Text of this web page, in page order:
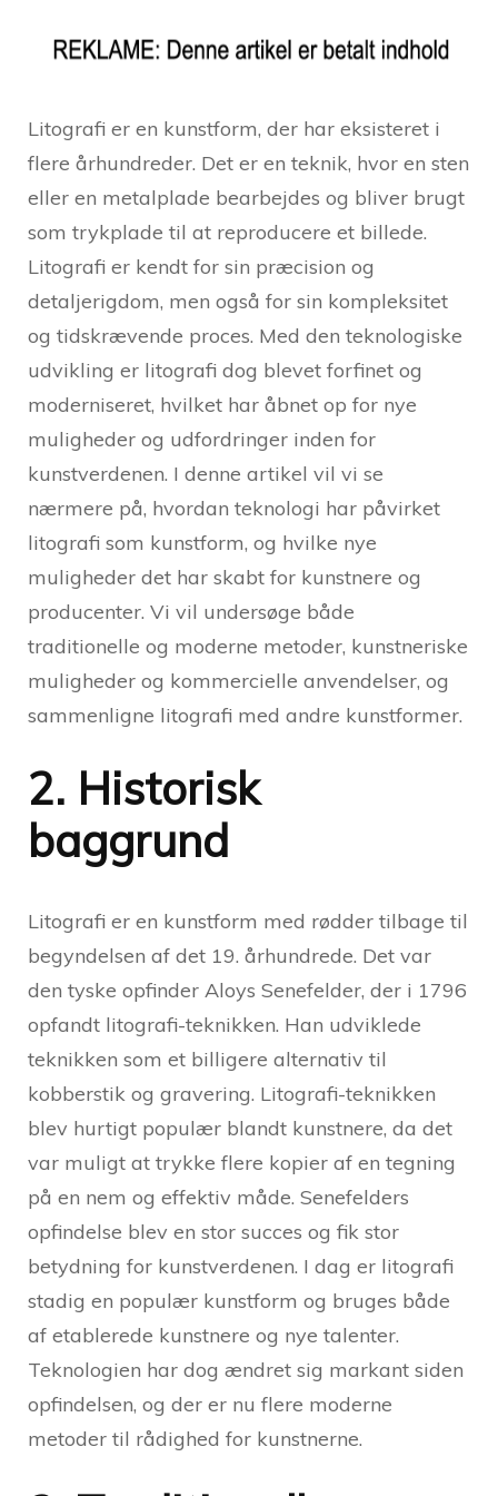
Litografi er en kunstform, der har eksisteret i
flere århundreder. Det er en teknik, hvor en sten
eller en metalplade bearbejdes og bliver brugt
som trykplade til at reproducere et billede.
Litografi er kendt for sin præcision og
detaljerigdom, men også for sin kompleksitet
og tidskrævende proces. Med den teknologiske
udvikling er litografi dog blevet forfinet og
moderniseret, hvilket har åbnet op for nye
muligheder og udfordringer inden for
kunstverdenen. I denne artikel vil vi se
nærmere på, hvordan teknologi har påvirket
litografi som kunstform, og hvilke nye
muligheder det har skabt for kunstnere og
producenter. Vi vil undersøge både
traditionelle og moderne metoder, kunstneriske
muligheder og kommercielle anvendelser, og
sammenligne litografi med andre kunstformer.
2. Historisk
baggrund
Litografi er en kunstform med rødder tilbage til
begyndelsen af det 19. århundrede. Det var
den tyske opfinder Aloys Senefelder, der i 1796
opfandt litografi-teknikken. Han udviklede
teknikken som et billigere alternativ til
kobberstik og gravering. Litografi-teknikken
blev hurtigt populær blandt kunstnere, da det
var muligt at trykke flere kopier af en tegning
på en nem og effektiv måde. Senefelders
opfindelse blev en stor succes og fik stor
betydning for kunstverdenen. I dag er litografi
stadig en populær kunstform og bruges både
af etablerede kunstnere og nye talenter.
Teknologien har dog ændret sig markant siden
opfindelsen, og der er nu flere moderne
metoder til rådighed for kunstnerne.